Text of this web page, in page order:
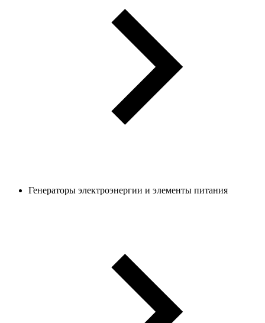
Генераторы электроэнергии и элементы питания